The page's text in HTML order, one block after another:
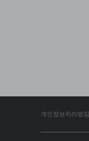
개인정보처리방침